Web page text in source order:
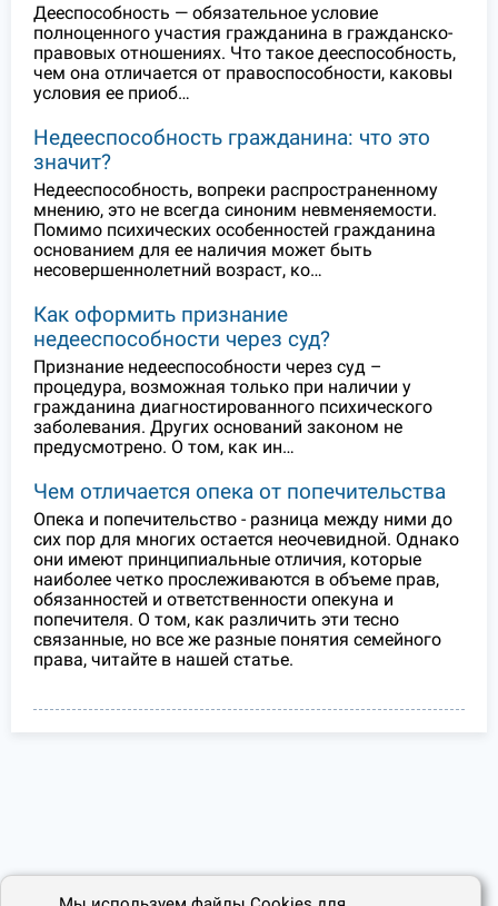
Дееспособность — обязательное условие
полноценного участия гражданина в гражданско-
правовых отношениях. Что такое дееспособность,
чем она отличается от правоспособности, каковы
условия ее приоб…
Недееспособность гражданина: что это
значит?
Недееспособность, вопреки распространенному
мнению, это не всегда синоним невменяемости.
Помимо психических особенностей гражданина
основанием для ее наличия может быть
несовершеннолетний возраст, ко…
Как оформить признание
недееспособности через суд?
Признание недееспособности через суд –
процедура, возможная только при наличии у
гражданина диагностированного психического
заболевания. Других оснований законом не
предусмотрено. О том, как ин…
Чем отличается опека от попечительства
Опека и попечительство - разница между ними до
сих пор для многих остается неочевидной. Однако
они имеют принципиальные отличия, которые
наиболее четко прослеживаются в объеме прав,
обязанностей и ответственности опекуна и
попечителя. О том, как различить эти тесно
связанные, но все же разные понятия семейного
права, читайте в нашей статье.